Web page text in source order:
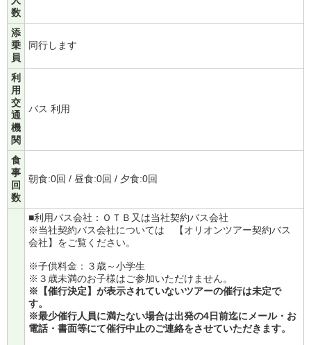
数
添
乗
員
同行します
利
用
交
通
機
関
バス 利用
食
事
回
数
朝食:0回 / 昼食:0回 / 夕食:0回
■利用バス会社：ＯＴＢ又は当社契約バス会社
※当社契約バス会社については
【オリオンツアー契約バス
会社】 をご覧ください。
※子供料金：３歳～小学生
※３歳未満のお子様はご参加いただけません。
※【催行決定】が表示されていないツアーの催行は未定で
す。
※最少催行人員に満たない場合は出発の4日前迄にメール・お
電話・書面等にて催行中止のご連絡をさせていただきます。